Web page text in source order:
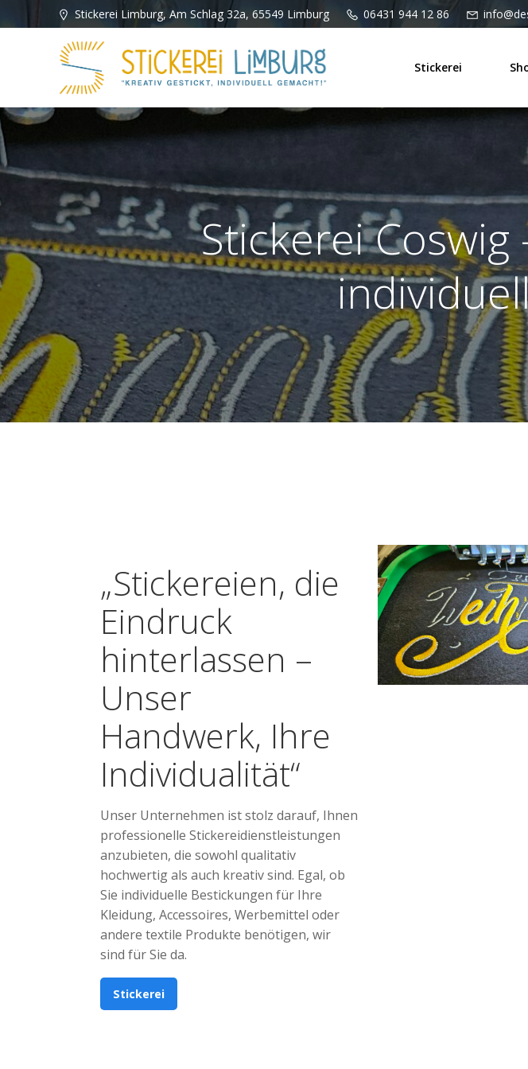
Inhalt
Stickerei Limburg, Am Schlag 32a, 65549 Limburg 06431 944 12 86
Stickerei
Stickerei Coswig
„Stickereien, die
Eindruck
hinterlassen –
Unser
Handwerk, Ihre
Individualität“
Unser Unternehmen ist stolz darauf, Ihnen
professionelle Stickereidienstleistungen
anzubieten, die sowohl qualitativ
hochwertig als auch kreativ sind. Egal, ob
Sie individuelle Bestickungen für Ihre
Kleidung, Accessoires, Werbemittel oder
andere textile Produkte benötigen, wir
sind für Sie da.
Stickerei